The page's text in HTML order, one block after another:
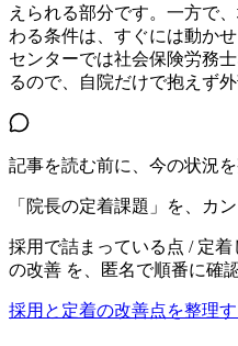
えられる部分です。一方で
わる条件は、すぐには動か
センターでは社会保険労務
るので、自院だけで抱えず
記事を読む前に、今の状況
「院長の定着課題」を、カ
採用で詰まっている点 / 定
の改善 を、匿名で順番に確
採用と定着の改善点を整理す